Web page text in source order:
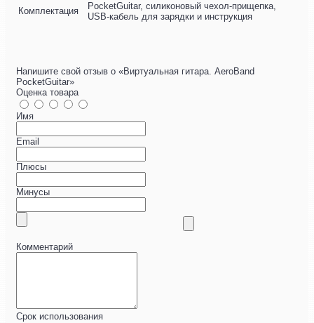
Комплектация
PocketGuitar, силиконовый чехол-прищепка,
USB-кабель для зарядки и инструкция
Напишите свой отзыв о «Виртуальная гитара. AeroBand
PocketGuitar»
Оценка товара
Имя
Email
Плюсы
Минусы
Комментарий
Срок использования